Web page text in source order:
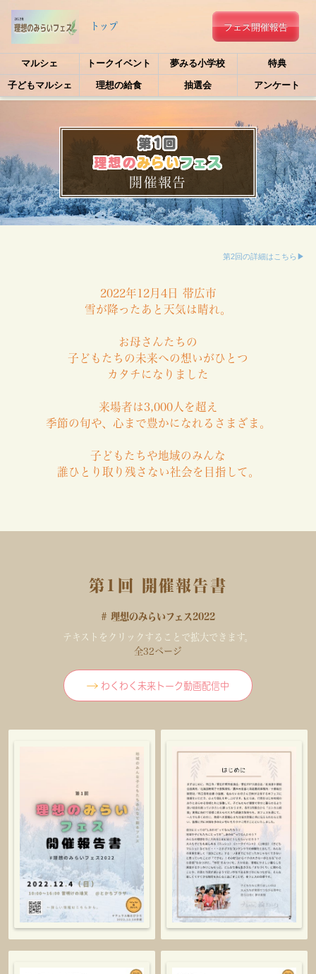
トップ フェス開催報告
マルシェ トークイベント 夢みる小学校 特典
子どもマルシェ 理想の給食 抽選会 アンケート
第1回
理想のみらいフェス
開催報告
第2回の詳細はこちら▶
2022年12月4日 帯広市
雪が降ったあと天気は晴れ。
お母さんたちの
子どもたちの未来への想いがひとつ
カタチになりました
来場者は3,000人を超え
季節の旬や、心まで豊かになれるさまざま。
子どもたちや地域のみんな
誰ひとり取り残さない社会を目指して。
第1回 開催報告書
# 理想のみらいフェス2022
テキストをクリックすることで拡大できます。
全32ページ
わくわく未来トーク動画配信中